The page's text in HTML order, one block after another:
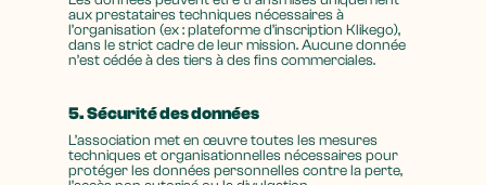
aux prestataires techniques nécessaires à
l’organisation (ex : plateforme d’inscription Klikego),
dans le strict cadre de leur mission. Aucune donnée
n’est cédée à des tiers à des fins commerciales.
5. Sécurité des données
L’association met en œuvre toutes les mesures
techniques et organisationnelles nécessaires pour
protéger les données personnelles contre la perte,